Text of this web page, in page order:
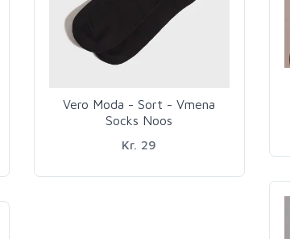
Vero Moda - Sort - Vmena
Socks Noos
Kr. 29